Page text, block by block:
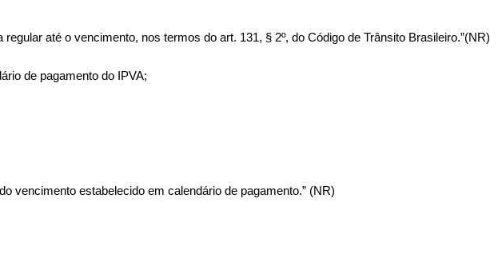
até o vencimento, nos termos do art. 131, § 2º, do Código de Trânsito Brasileiro.”(NR)
de pagamento do IPVA;
vencimento estabelecido em calendário de pagamento.” (NR)